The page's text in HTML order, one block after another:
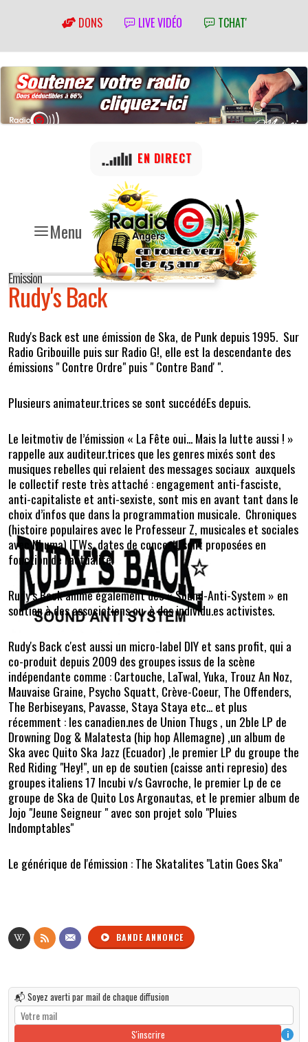
DONS LIVE VIDÉO TCHAT'
Menu
EN DIRECT
Emission
Rudy's Back
Rudy's Back est une émission de Ska, de Punk depuis 1995. Sur
Radio Gribouille puis sur Radio G!, elle est la descendante des
émissions " Contre Ordre" puis " Contre Band' ".
Plusieurs animateur.trices se sont succédéEs depuis.
Le leitmotiv de l’émission « La Fête oui... Mais la lutte aussi ! »
rappelle aux auditeur.trices que les genres mixés sont des
musiques rebelles qui relaient des messages sociaux auxquels
le collectif reste très attaché : engagement anti-fasciste,
anti-capitaliste et anti-sexiste, sont mis en avant tant dans le
choix d’infos que dans la programmation musicale. Chroniques
(histoire populaires avec le Professeur Z, musicales et sociales
avec Nhuma) ITWs, dates de concert, sont proposées en
fonction de l'actualité.
Rudy’s Back anime également des « Sound-Anti-System » en
soutien à des associations ou à des individu.es activistes.
Rudy's Back c'est aussi un micro-label DIY et sans profit, qui a
co-produit depuis 2009 des groupes issus de la scène
indépendante comme : Cartouche, LaTwal, Yuka, Trouz An Noz,
Mauvaise Graine, Psycho Squatt, Crève-Coeur, The Offenders,
The Berbiseyans, Pavasse, Staya Staya etc... et plus
récemment : les canadien.nes de Union Thugs , un 2ble LP de
Drowning Dog & Malatesta (hip hop Allemagne) ,un album de
Ska avec Quito Ska Jazz (Ecuador) ,le premier LP du groupe the
Red Riding "Hey!", un ep de soutien (caisse anti represio) des
groupes italiens 17 Incubi v/s Gavroche, le premier Lp de ce
groupe de Ska de Quito Los Argonautas, et le premier album de
Jojo "Jeune Seigneur " avec son projet solo "Pluies
Indomptables"
Le générique de l'émission : The Skatalites "Latin Goes Ska"
BANDE ANNONCE
📬 Soyez averti par mail de chaque diffusion
S'inscrire i